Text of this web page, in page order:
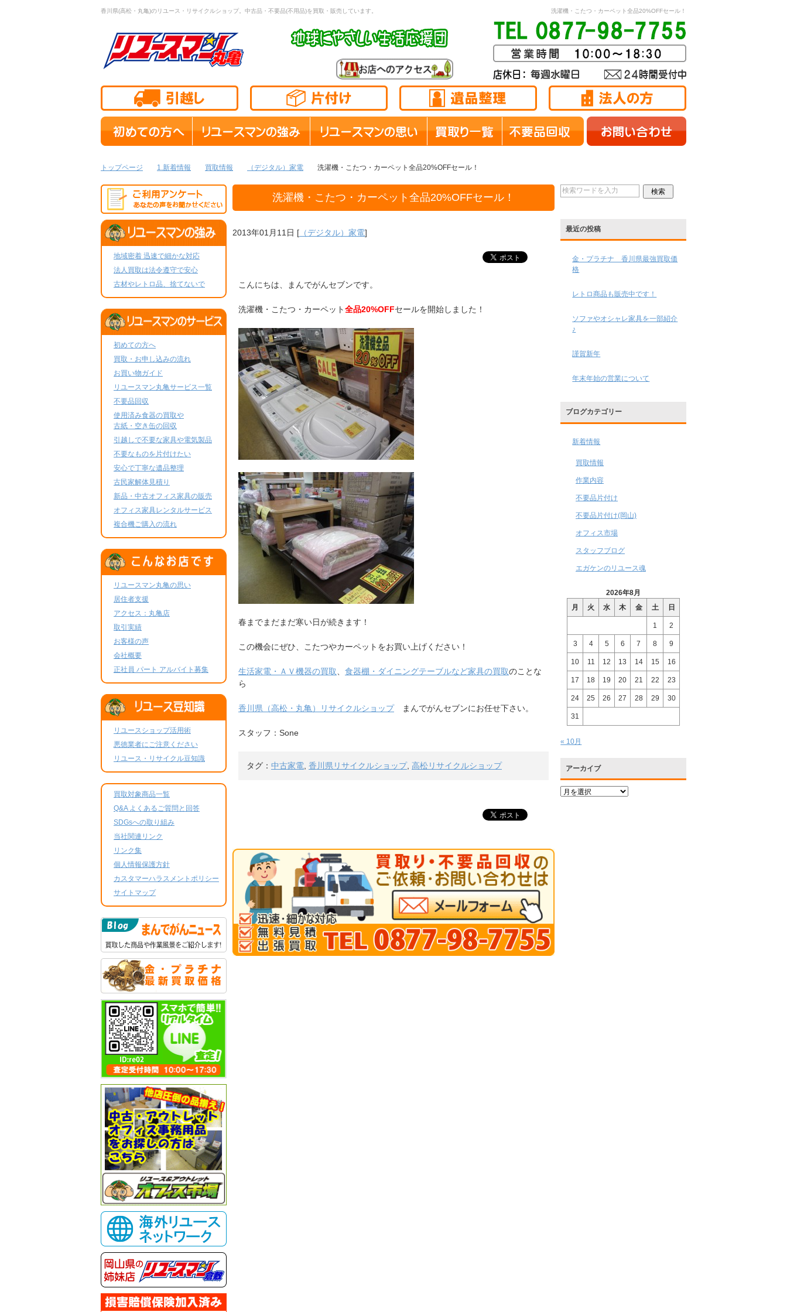
香川県(高松・丸亀)のリユース・リサイクルショップ。中古品・不要品(不用品)を買取・販売しています。 洗濯機・こたつ・カーペット全品20%OFFセール！
トップページ 1.新着情報 買取情報 （デジタル）家電 洗濯機・こたつ・カーペット全品20%OFFセール！
洗濯機・こたつ・カーペット全品20%OFFセール！
2013年01月11日 [ （デジタル）家電]
こんにちは、まんでがんセブンです。
洗濯機・こたつ・カーペット全品20%OFFセールを開始しました！
春までまだまだ寒い日が続きます！
この機会にぜひ、こたつやカーペットをお買い上げください！
生活家電・ＡＶ機器の買取 食器棚・ダイニングテーブルなど家具の買取のことな
ら
香川県（高松・丸亀）リサイクルショップまんでがんセブンにお任せ下さい。
スタッフ：Sone
タグ： 中古家電 香川県リサイクルショップ, 高松リサイクルショップ
最近の投稿
金・プラチナ 香川県最強買取価
格
レトロ商品も販売中です！
ソファやオシャレ家具を一部紹介
♪
謹賀新年
年末年始の営業について
ブログカテゴリー
新着情報
買取情報
作業内容
不要品片付け
不要品片付け(岡山)
オフィス市場
スタッフブログ
エガケンのリユース魂
2026年8月
月
火 水 木 金 土 日
1 2
3 4 5 6 7 8 9
10 11 12 13 14 15 16
17 18 19 20 21 22 23
24 25 26 27 28 29 30
31
« 10月
アーカイブ
ア
地域密着 迅速で細かな対応
法人買取は法令遵守で安心
古材やレトロ品、捨てないで
初めての方へ
買取・お申し込みの流れ
お買い物ガイド
リユースマン丸亀サービス一覧
不要品回収
使用済み食器の買取や
古紙・空き缶の回収
引越しで不要な家具や電気製品
不要なものを片付けたい
安心で丁寧な遺品整理
古民家解体見積り
新品・中古オフィス家具の販売
オフィス家具レンタルサービス
複合機ご購入の流れ
リユースマン丸亀の思い
居住者支援
アクセス：丸亀店
取引実績
お客様の声
会社概要
正社員 パート アルバイト募集
リユースショップ活用術
悪徳業者にご注意ください
リユース・リサイクル豆知識
買取対象商品一覧
Q&A よくあるご質問と回答
SDGsへの取り組み
当社関連リンク
リンク集
個人情報保護方針
カスタマーハラスメントポリシー
サイトマップ